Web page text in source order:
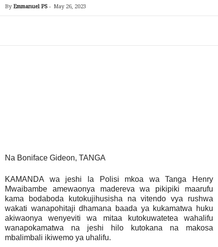
By Emmanuel PS - May 26, 2023
Na Boniface Gideon, TANGA
KAMANDA wa jeshi la Polisi mkoa wa Tanga Henry
Mwaibambe amewaonya madereva wa pikipiki maarufu
kama bodaboda kutokujihusisha na vitendo vya rushwa
wakati wanapohitaji dhamana baada ya kukamatwa huku
akiwaonya wenyeviti wa mitaa kutokuwatetea wahalifu
wanapokamatwa na jeshi hilo kutokana na makosa
mbalimbali ikiwemo ya uhalifu.